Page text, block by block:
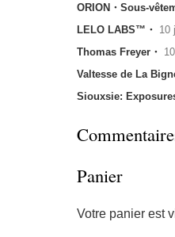
ORION・Sous-
LELO LABS™・ 10
Thomas Freyer・
Valtesse de La
Siouxsie:
Panier
Votre panier est